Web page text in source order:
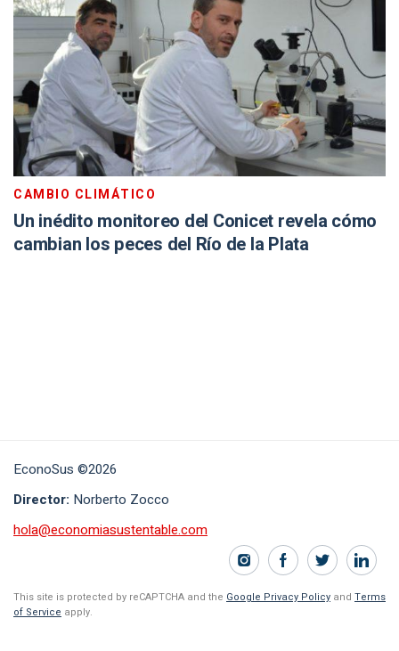
CAMBIO CLIMÁTICO
Un inédito monitoreo del Conicet revela cómo
cambian los peces del Río de la Plata
EconoSus ©2026
Director: Norberto Zocco
hola@economiasustentable.com
This site is protected by reCAPTCHA and the Google Privacy Policy and Terms
of Service apply.